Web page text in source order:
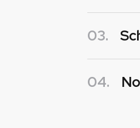
03.
04.